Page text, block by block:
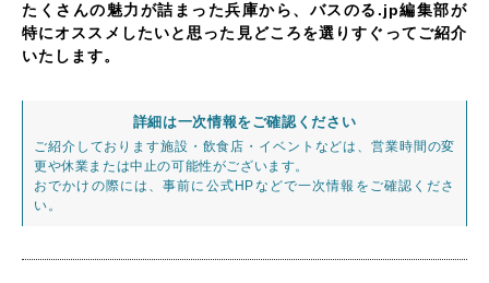
たくさんの魅力が詰まった兵庫から、バスのる.jp編集部が
特にオススメしたいと思った見どころを選りすぐってご紹介
いたします。
詳細は一次情報をご確認ください
ご紹介しております施設・飲食店・イベントなどは、営業時間の変
更や休業または中止の可能性がございます。
おでかけの際には、事前に公式HPなどで一次情報をご確認くださ
い。